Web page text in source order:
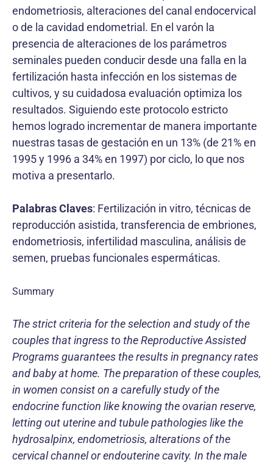
endometriosis, alteraciones del canal endocervical
o de la cavidad endometrial. En el varón la
presencia de alteraciones de los parámetros
seminales pueden conducir desde una falla en la
fertilización hasta infección en los sistemas de
cultivos, y su cuidadosa evaluación optimiza los
resultados. Siguiendo este protocolo estricto
hemos logrado incrementar de manera importante
nuestras tasas de gestación en un 13% (de 21% en
1995 y 1996 a 34% en 1997) por ciclo, lo que nos
motiva a presentarlo.
Palabras Claves: Fertilización in vitro, técnicas de
reproducción asistida, transferencia de embriones,
endometriosis, infertilidad masculina, análisis de
semen, pruebas funcionales espermáticas.
Summary
The strict criteria for the selection and study of the
couples that ingress to the Reproductive Assisted
Programs guarantees the results in pregnancy rates
and baby at home. The preparation of these couples,
in women consist on a carefully study of the
endocrine function like knowing the ovarian reserve,
letting out uterine and tubule pathologies like the
hydrosalpinx, endometriosis, alterations of the
cervical channel or endouterine cavity. In the male